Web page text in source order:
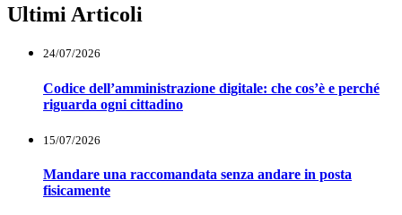
Ultimi Articoli
24/07/2026
Codice dell’amministrazione digitale: che cos’è e perché
riguarda ogni cittadino
15/07/2026
Mandare una raccomandata senza andare in posta
fisicamente